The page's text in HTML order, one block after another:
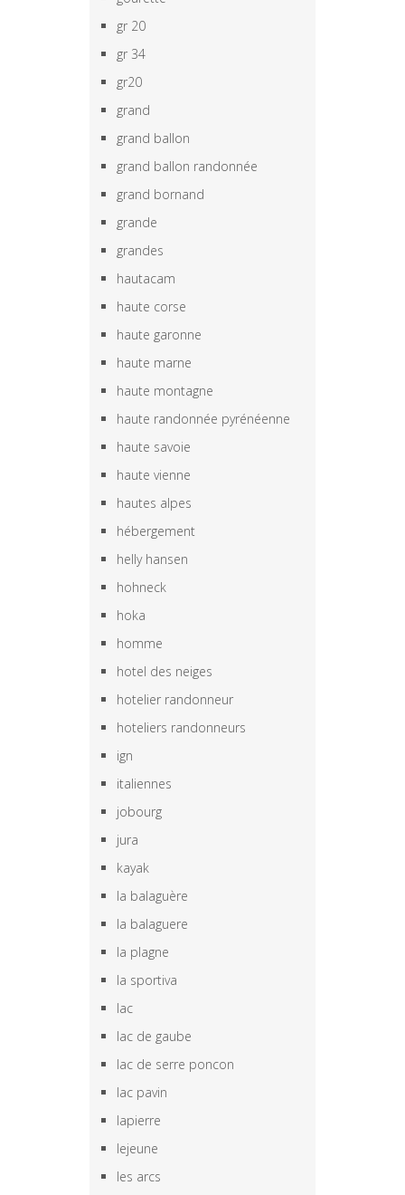
gr 20
gr 34
gr20
grand
grand ballon
grand ballon randonnée
grand bornand
grande
grandes
hautacam
haute corse
haute garonne
haute marne
haute montagne
haute randonnée pyrénéenne
haute savoie
haute vienne
hautes alpes
hébergement
helly hansen
hohneck
hoka
homme
hotel des neiges
hotelier randonneur
hoteliers randonneurs
ign
italiennes
jobourg
jura
kayak
la balaguère
la balaguere
la plagne
la sportiva
lac
lac de gaube
lac de serre poncon
lac pavin
lapierre
lejeune
les arcs